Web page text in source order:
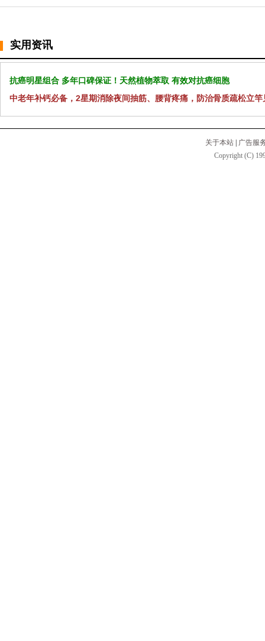
实用资讯
抗癌明星组合 多年口碑保证！天然植物萃取 有效对抗癌细胞
中老年补钙必备，2星期消除夜间抽筋、腰背疼痛，防治骨质疏松立竿
关于本站
广告服
Copyright (C)